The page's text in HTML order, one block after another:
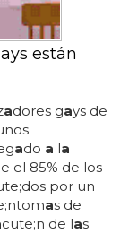
están
adores gays de
ado a la
el 85% de los
por un
as de
cute;n de las